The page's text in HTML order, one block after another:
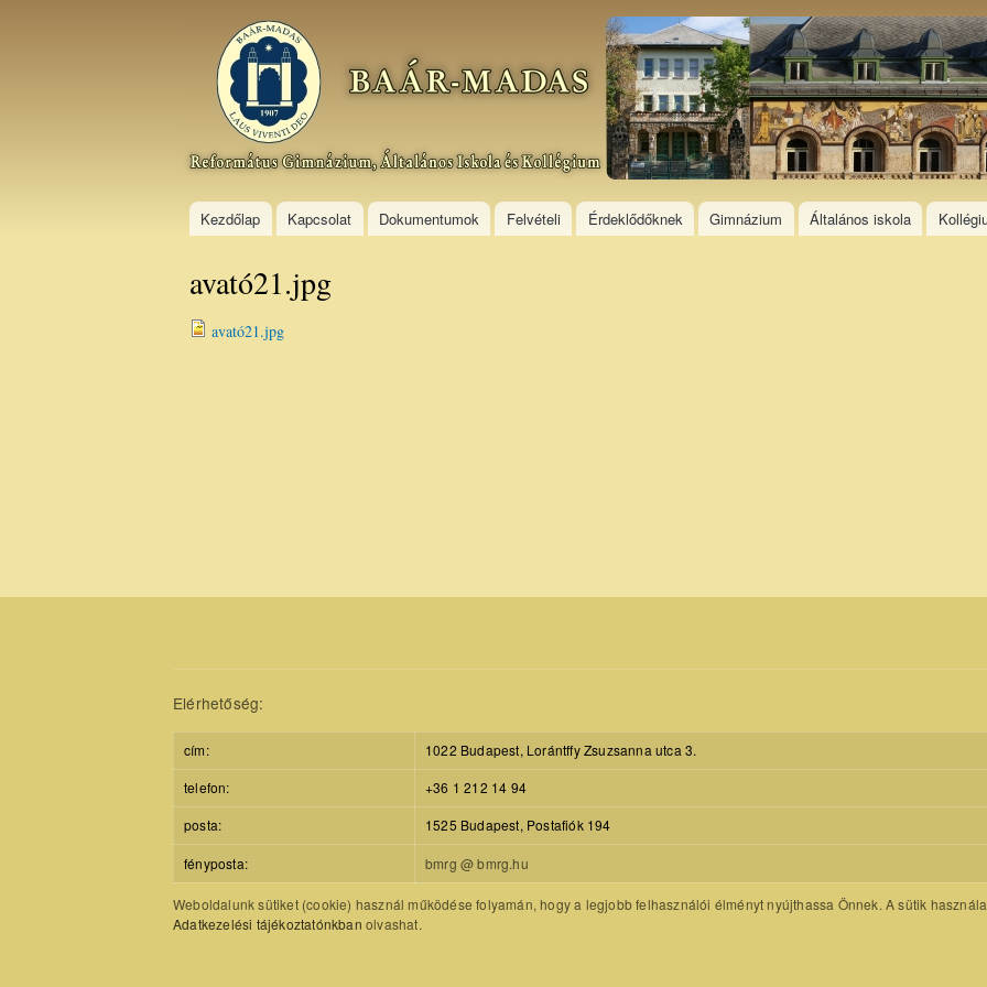
Skip to
main
content
Baár–
Madas
Református
Gimnázium,
Általános
Kollégium
Kezdőlap Kapcsolat Dokumentumok Felvételi Érdeklődőknek Gimnázium Általános iskola
avató21.jpg
avató21.jpg
Elérhetőség:
cím:
1022 Budapest, Lorántffy Zsuzsanna utca 3.
telefon:
+36 1 212 14 94
posta:
1525 Budapest, Postafiók 194
fényposta: bmrg @ bmrg.hu
Weboldalunk sütiket (cookie) használ működése folyamán, hogy a legjobb felhasználói élményt nyújthassa Önnek. A sütik
Adatkezelési tájékoztatónkban olvashat.